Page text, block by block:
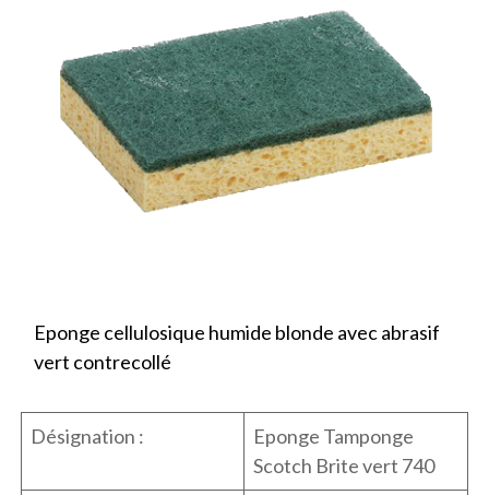
Eponge cellulosique humide blonde avec abrasif
vert contrecollé
Désignation :
Eponge Tamponge
Scotch Brite vert 740